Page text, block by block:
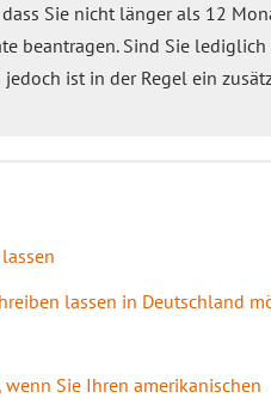
Sie nicht länger als 12
beantragen. Sind Sie
ist in der Regel ein
lassen in Deutschland
Sie Ihren amerikanischen